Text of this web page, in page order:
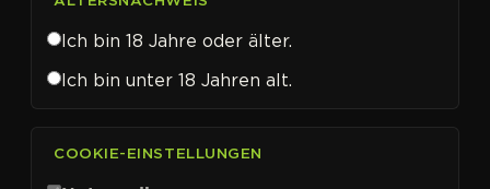
Sweet Seeds
Ich bin 18 Jahre oder älter.
Ich bin unter 18 Jahren alt.
COOKIE-EINSTELLUNGEN